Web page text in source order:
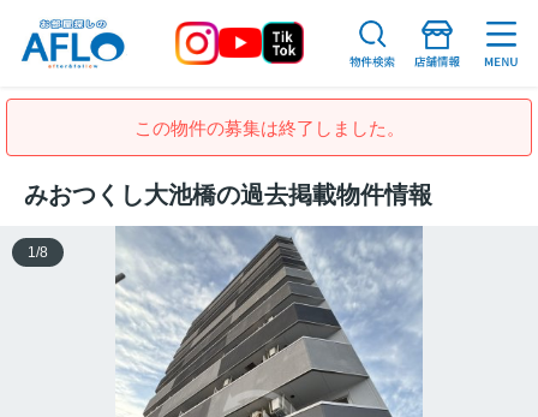
この物件の募集は終了しました。
みおつくし大池橋の過去掲載物件情報
1 /8